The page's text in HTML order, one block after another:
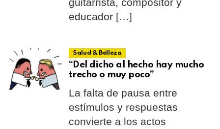
educador […]
Salud & Belleza
“Del dicho al hecho hay mucho
trecho o muy poco”
La falta de pausa entre
estímulos y respuestas
convierte a los actos